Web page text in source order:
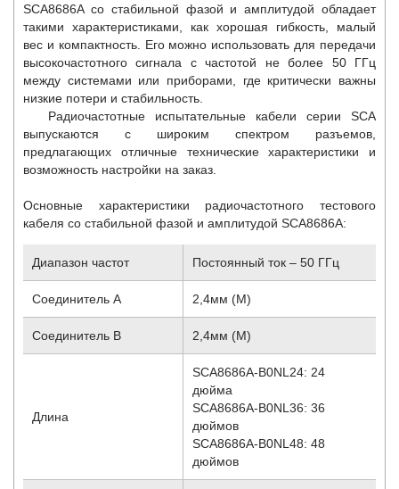
SCA8686A со стабильной фазой и амплитудой обладает
такими характеристиками, как хорошая гибкость, малый
вес и компактность. Его можно использовать для передачи
высокочастотного сигнала с частотой не более 50 ГГц
между системами или приборами, где критически важны
низкие потери и стабильность.
Радиочастотные испытательные кабели серии SCA
выпускаются с широким спектром разъемов,
предлагающих отличные технические характеристики и
возможность настройки на заказ.
Основные характеристики радиочастотного тестового
кабеля со стабильной фазой и амплитудой SCA8686A:
Диапазон частот Постоянный ток – 50 ГГц
Соединитель A 2,4мм (М)
Соединитель B 2,4мм (М)
Длина
SCA8686A-B0NL24: 24
дюйма
SCA8686A-B0NL36: 36
дюймов
SCA8686A-B0NL48: 48
дюймов